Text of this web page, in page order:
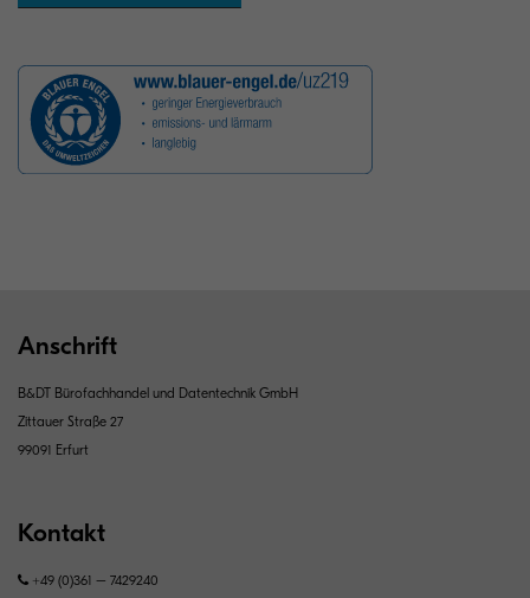
Anschrift
B&DT Bürofachhandel und Datentechnik GmbH
Zittauer Straße 27
99091 Erfurt
Kontakt
+49 (0)361 – 7429240